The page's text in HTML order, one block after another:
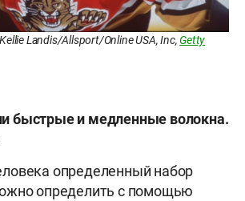
Landis/Allsport/Online USA, Inc,Getty
быстрые и медленные волокна.
определенный набор
определить с помощью